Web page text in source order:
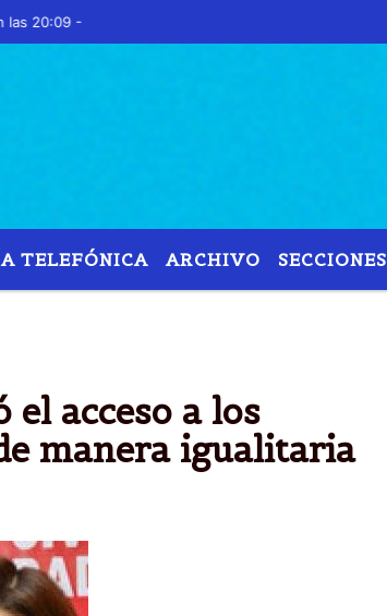
-
TELEFÓNICA ARCHIVO SECCIONES
el acceso a los
manera igualitaria